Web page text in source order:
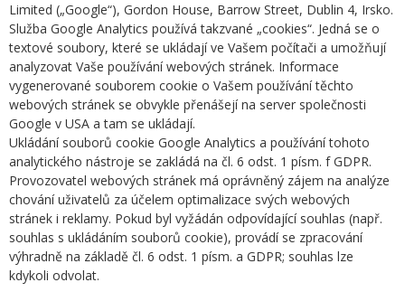
Limited („Google“), Gordon House, Barrow Street, Dublin 4, Irsko.
Služba Google Analytics používá takzvané „cookies“. Jedná se o
textové soubory, které se ukládají ve Vašem počítači a umožňují
analyzovat Vaše používání webových stránek. Informace
vygenerované souborem cookie o Vašem používání těchto
webových stránek se obvykle přenášejí na server společnosti
Google v USA a tam se ukládají.
Ukládání souborů cookie Google Analytics a používání tohoto
analytického nástroje se zakládá na čl. 6 odst. 1 písm. f GDPR.
Provozovatel webových stránek má oprávněný zájem na analýze
chování uživatelů za účelem optimalizace svých webových
stránek i reklamy. Pokud byl vyžádán odpovídající souhlas (např.
souhlas s ukládáním souborů cookie), provádí se zpracování
výhradně na základě čl. 6 odst. 1 písm. a GDPR; souhlas lze
kdykoli odvolat.